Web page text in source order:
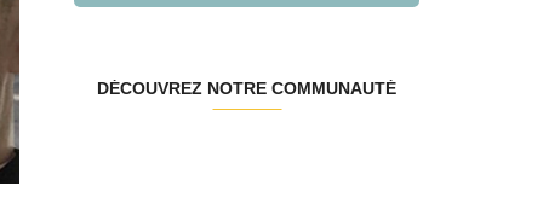
DÉCOUVREZ NOTRE COMMUNAUTÉ